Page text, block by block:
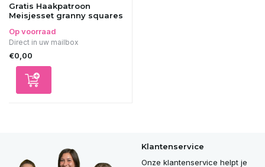
Gratis Haakpatroon
Meisjesset granny squares
Op voorraad
Direct in uw mailbox
€0,00
Klantenservice
Onze klantenservice helpt je